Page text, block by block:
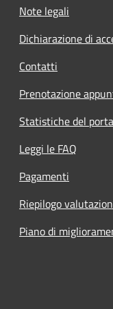
Note legali
Dichiarazione di
Contatti
Prenotazione
Statistiche del
Leggi le FAQ
Pagamenti
Riepilogo
Piano di